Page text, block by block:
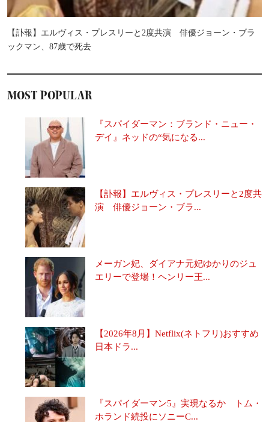
【訃報】エルヴィス・プレスリーと2度共演 俳優ジョーン・ブラ
ックマン、87歳で死去
MOST POPULAR
『スパイダーマン：ブランド・ニュー・
デイ』ネッドの“気になる...
【訃報】エルヴィス・プレスリーと2度共
演 俳優ジョーン・ブラ...
メーガン妃、ダイアナ元妃ゆかりのジュ
エリーで登場！ヘンリー王...
【2026年8月】Netflix(ネトフリ)おすすめ
日本ドラ...
『スパイダーマン5』実現なるか トム・
ホランド続投にソニーC...